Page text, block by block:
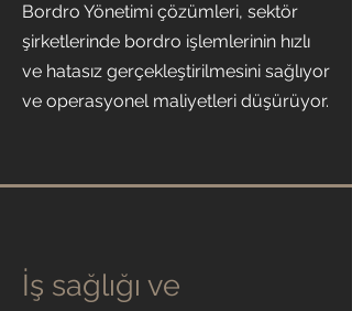
Bordro Yönetimi çözümleri, sektör
şirketlerinde bordro işlemlerinin hızlı
ve hatasız gerçekleştirilmesini sağlıyor
ve operasyonel maliyetleri düşürüyor.
İş sağlığı ve